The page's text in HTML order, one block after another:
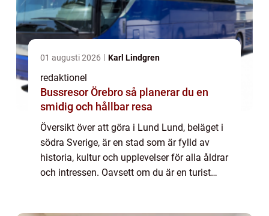
01 augusti 2026 Karl Lindgren
redaktionel
Bussresor Örebro så planerar du en
smidig och hållbar resa
Översikt över att göra i Lund Lund, beläget i
södra Sverige, är en stad som är fylld av
historia, kultur och upplevelser för alla åldrar
och intressen. Oavsett om du är en turist